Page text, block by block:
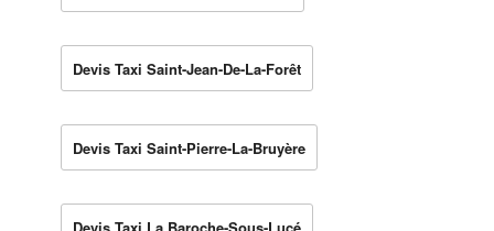
Devis Taxi Saint-Jean-De-La-Forêt
Devis Taxi Saint-Pierre-La-Bruyère